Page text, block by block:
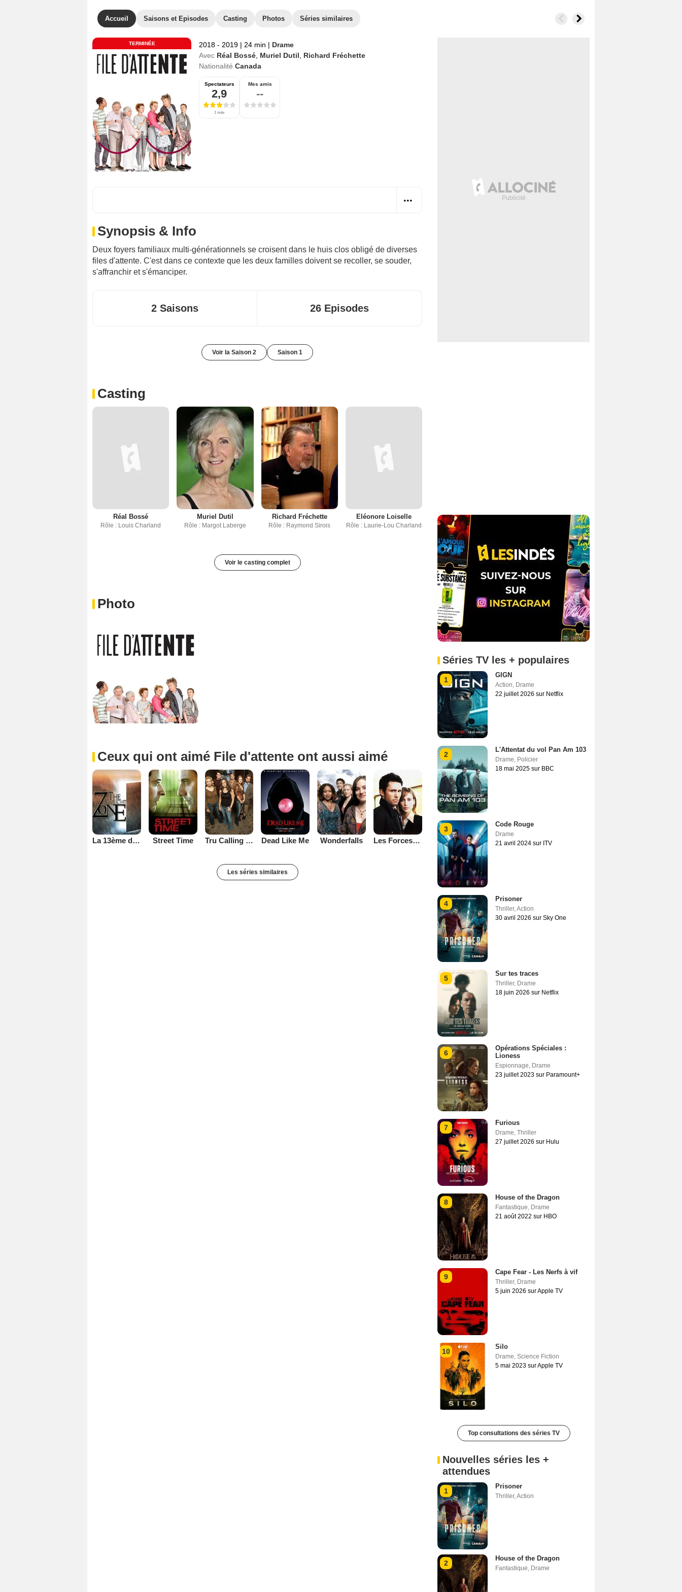
Accueil Saisons et Episodes Casting Photos Séries similaires
TERMINÉE 2018 - 2019 | 24 min | Drame
Avec Réal Bossé Muriel Dutil
Richard Fréchette
Nationalité Canada
Spectateurs
2,9
1 note
Mes amis
--
Synopsis & Info
Deux foyers familiaux multi-générationnels se croisent dans le huis clos obligé de diverses
files d'attente. C'est dans ce contexte que les deux familles doivent se recoller, se souder,
s'affranchir et s'émanciper.
2 Saisons 26 Episodes
Voir la Saison 2 Saison 1
Casting
Réal Bossé
Rôle : Louis Charland
Muriel Dutil
Rôle : Margot Laberge
Richard Fréchette
Rôle : Raymond Sirois
Eléonore Loiselle
Rôle : Laurie-Lou Charland
Voir le casting complet
Photo
Ceux qui ont aimé File d'attente ont aussi aimé
La 13ème dimension Street Time Tru Calling : compte à rebours Dead Like Me Wonderfalls Les Forces du Mal
Les séries similaires
Séries TV les + populaires
1
GIGN
Action, Drame
22 juillet 2026 sur Netflix
2
L'Attentat du vol Pan Am 103
Drame, Policier
18 mai 2025 sur BBC
3
Code Rouge
Drame
21 avril 2024 sur ITV
4
Prisoner
Thriller,Action
30 avril 2026 sur Sky One
5
Sur tes traces
Thriller, Drame
18 juin 2026 sur Netflix
6
Opérations Spéciales :
Lioness
Espionnage, Drame
23 juillet 2023 sur Paramount+
7
Furious
Drame, Thriller
27 juillet 2026 sur Hulu
8
House of the Dragon
Fantastique, Drame
21 août 2022 sur HBO
9
Cape Fear - Les Nerfs à vif
Thriller, Drame
5 juin 2026 sur Apple TV
10
Silo
Drame, Science Fiction
5 mai 2023 sur Apple TV
Top consultations des séries TV
Nouvelles séries les +
attendues
1
Prisoner
Thriller,Action
2
House of the Dragon
Fantastique, Drame